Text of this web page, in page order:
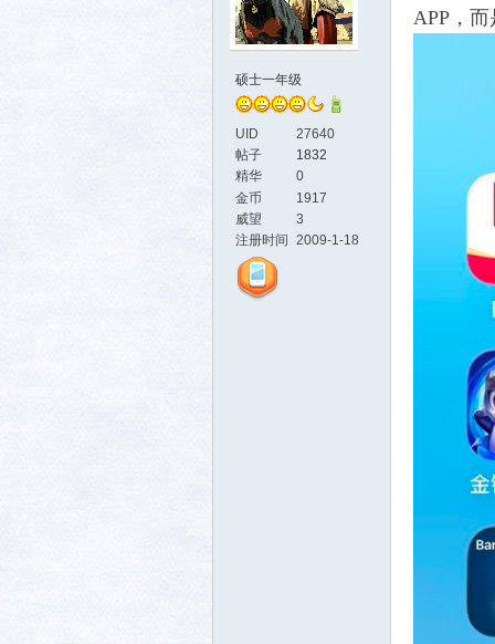
硕士一年级
UID
27640
帖子
1832
精华
0
金币
1917
威望
3
注册时间
2009-1-18
APP，